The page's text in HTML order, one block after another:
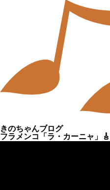
きのちゃんブログ
フラメンコ「ラ・カーニャ」🎸